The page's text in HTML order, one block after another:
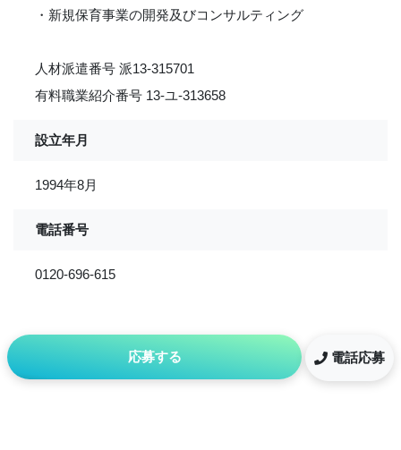
・新規保育事業の開発及びコンサルティング
人材派遣番号 派13-315701
有料職業紹介番号 13-ユ-313658
設立年月
1994年8月
電話番号
0120-696-615
応募する 電話応募